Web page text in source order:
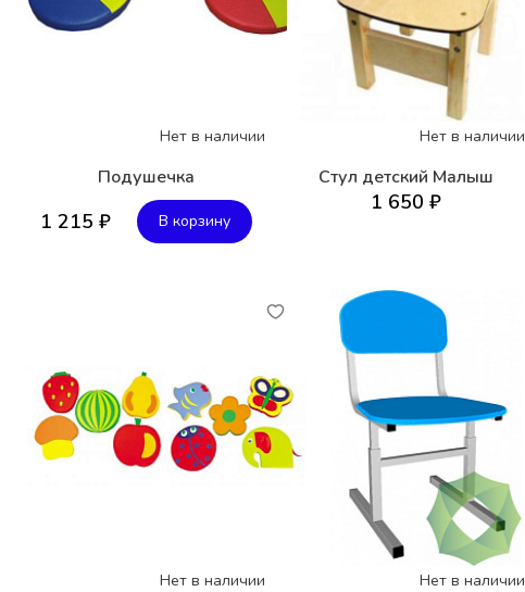
Нет в наличии
Подушечка
1 215 ₽ В корзину
Нет в наличии
Стул детский Малыш
1 650 ₽
Нет в наличии Нет в наличии